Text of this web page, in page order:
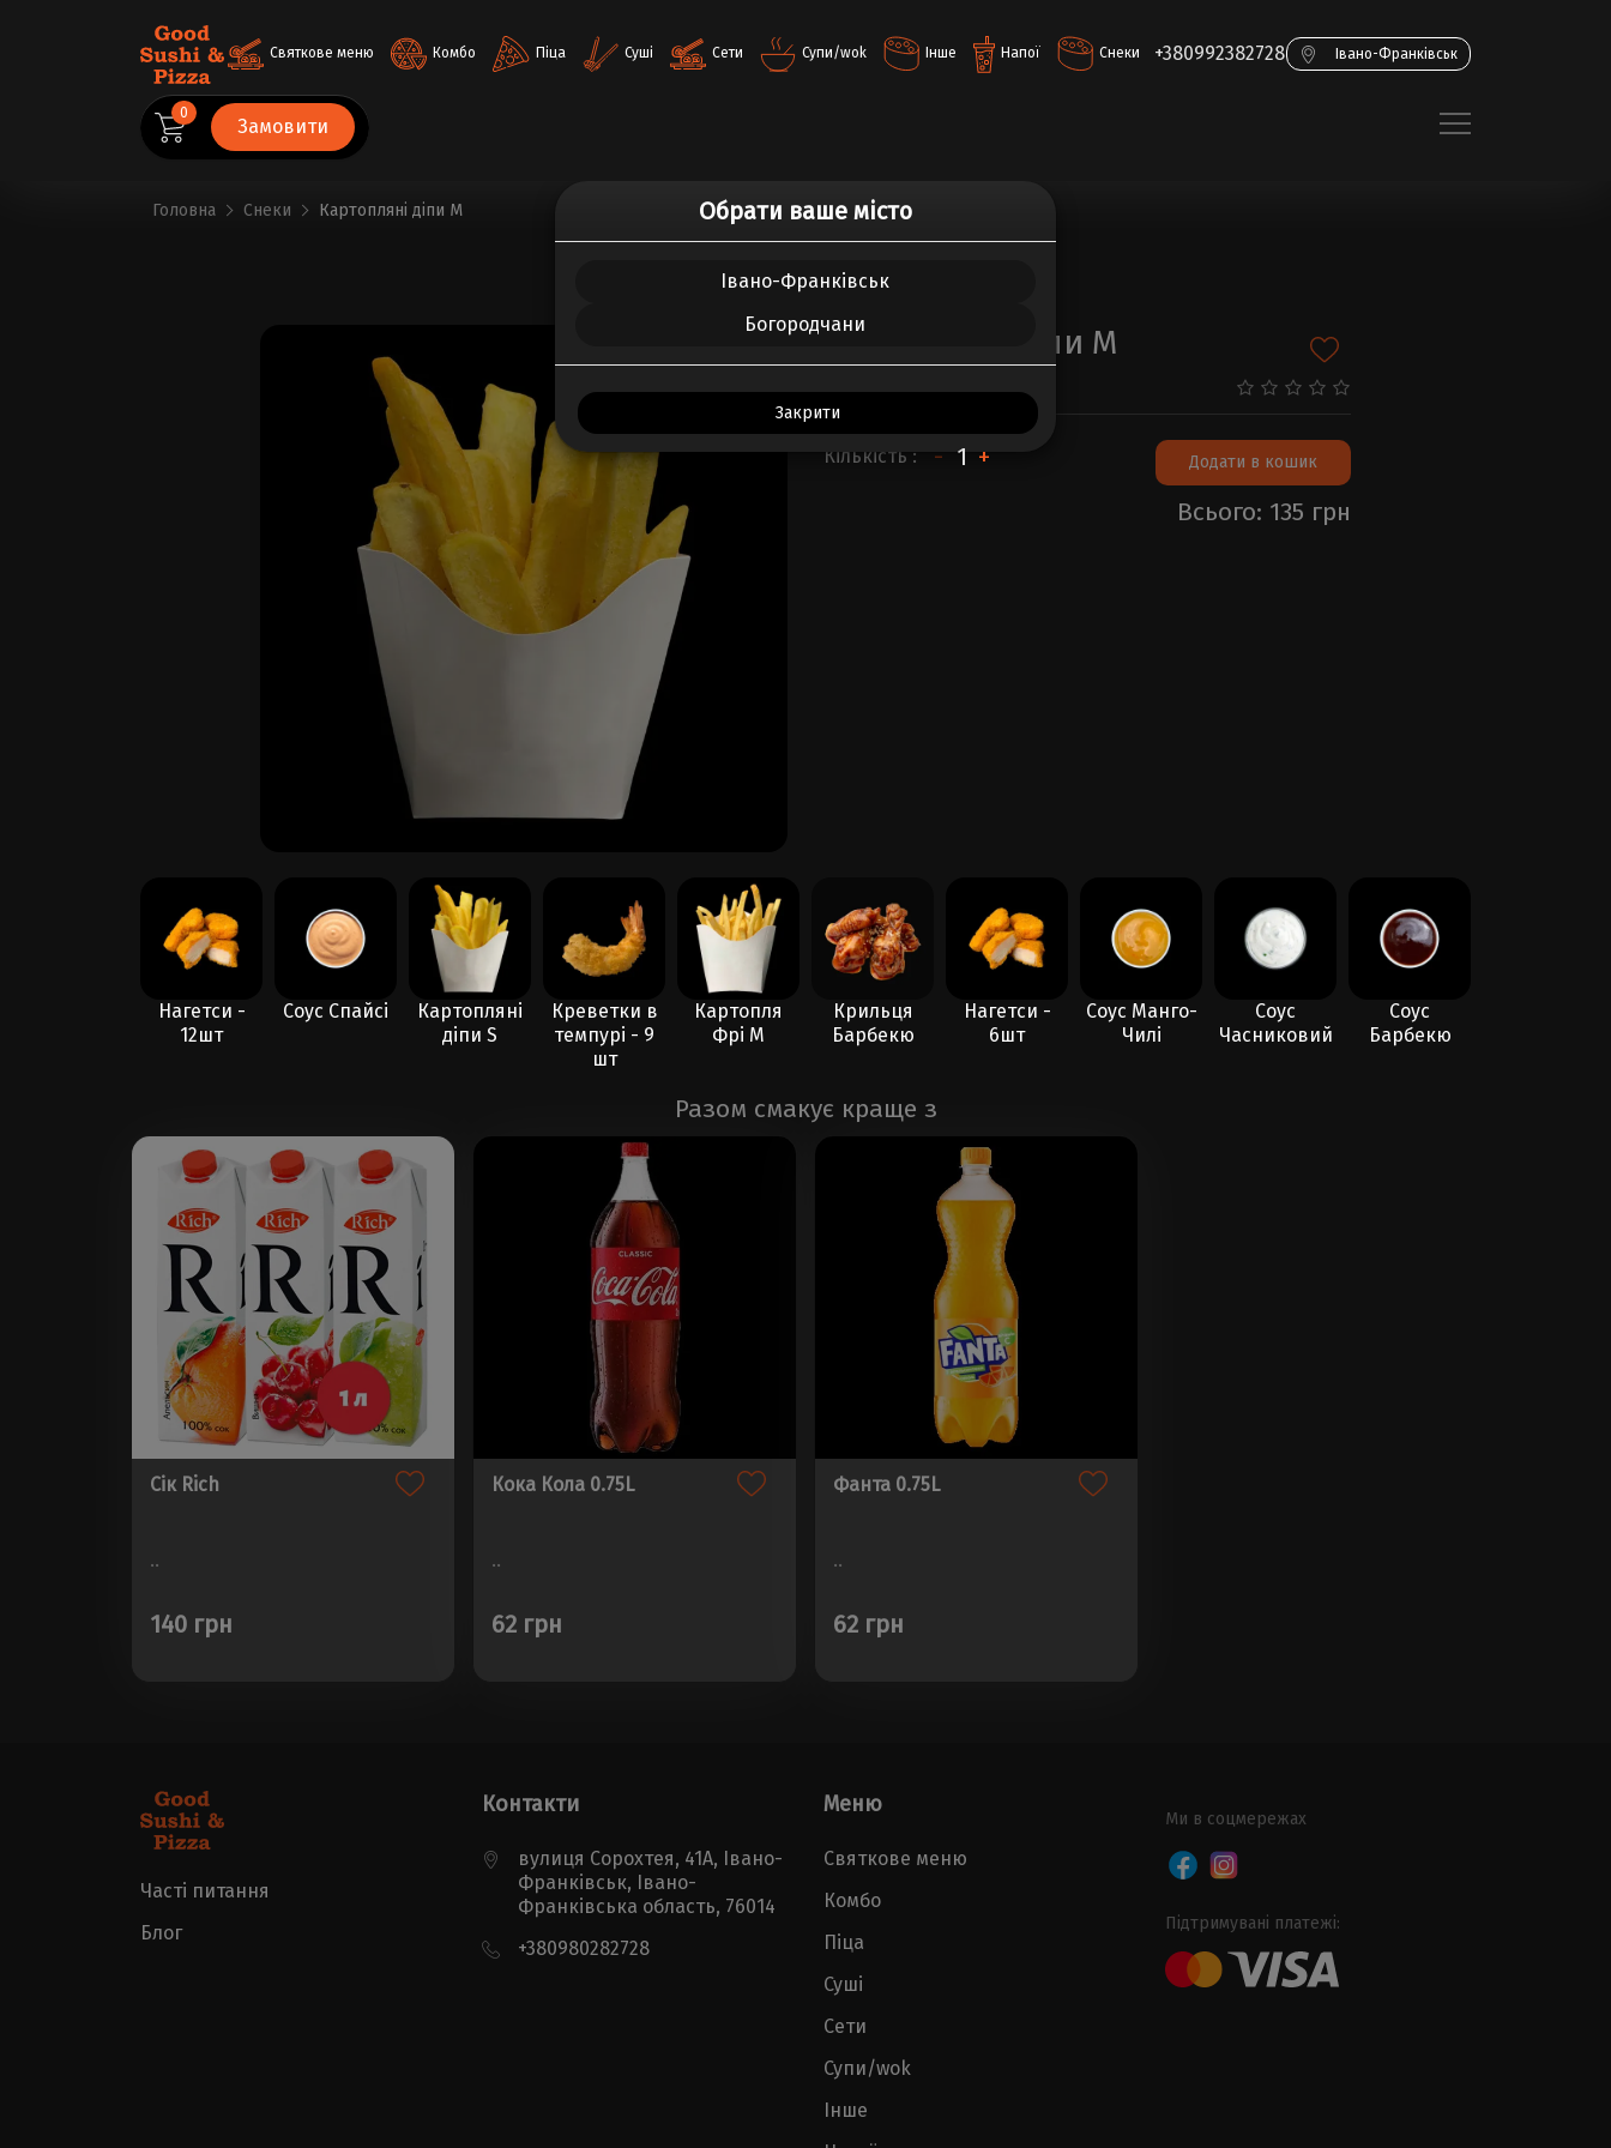
Святкове меню Комбо Піца Суші Сети Супи/wok Інше Напої Снеки +380992382728 Івано-Франківськ
0
Замовити
Обрати ваше місто
Івано-Франківськ
Богородчани
Закрити
Головна Снеки Картопляні діпи M
ВСЕ ПРО ТОВАР ВІДГУКИ (0)
Картопляні діпи M
200.00 г.
Кількість : - + Додати в кошик
Всього: 135 грн
Нагетси -
12шт
Соус Спайсі
Картопляні
діпи S
Креветки в
темпурі - 9
шт
Картопля
Фрі M
Крильця
Барбекю
Нагетси -
6шт
Соус Манго-
Чилі
Соус
Часниковий
Соус
Барбекю
Разом смакує краще з
Сік Rich
..
140 грн
Кока Кола 0.75L
..
62 грн
Фанта 0.75L
..
62 грн
Часті питання
Блог
Контакти
вулиця Сорохтея, 41А, Івано-
Франківськ, Івано-
Франківська область, 76014
+380980282728
Меню
Святкове меню
Комбо
Піца
Суші
Сети
Супи/wok
Інше
Ми в соцмережах
Підтримувані платежі: